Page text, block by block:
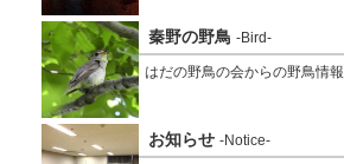
秦野の野鳥 -Bird-
はだの野鳥の会からの野鳥情報
お知らせ -Notice-